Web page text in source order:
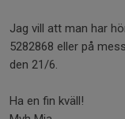
Jag vill att man har
5282868 eller på
den 21/6.
Ha en fin kväll!